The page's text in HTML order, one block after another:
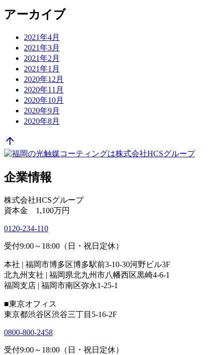
アーカイブ
2021年4月
2021年3月
2021年2月
2021年1月
2020年12月
2020年11月
2020年10月
2020年9月
2020年8月
arrow_upward
企業情報
株式会社HCSグループ
資本金 1,100万円
0120-234-110
受付9:00～18:00（日・祝日定休）
本社 | 福岡市博多区博多駅前3-10-30河野ビル3F
北九州支社 | 福岡県北九州市八幡西区黒崎4-6-1
福岡支店 | 福岡市南区弥永1-25-1
■東京オフィス
東京都渋谷区渋谷三丁目5-16-2F
0800-800-2458
受付9:00～18:00（日・祝日定休）